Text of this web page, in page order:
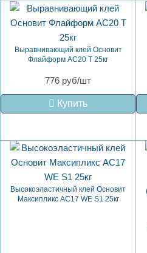
Выравнивающий клей Основит
Флайформ AC20 T 25кг
776 руб/шт
Купить
Высокоэластичный клей Основит
Максипликс AC17 WE S1 25кг